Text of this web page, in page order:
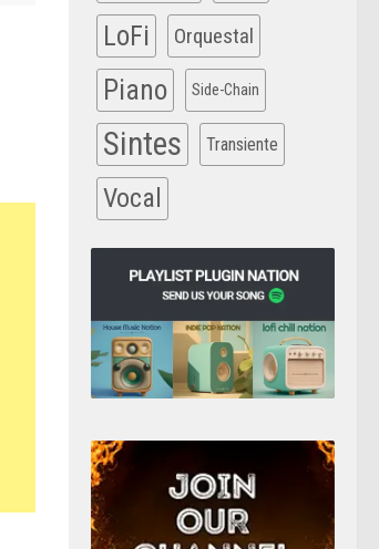
LoFi Orquestal
Piano Side-Chain
Sintes Transiente
Vocal